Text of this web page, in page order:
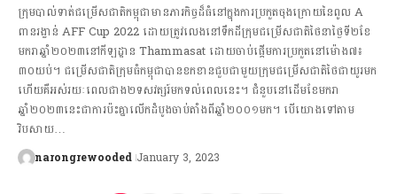
ក្រុមបាល់ទាត់ជម្រើសជាតិកម្ពុជាមានភារកិច្ចដ៏ធំនៅក្នុងការប្រកួតចុងក្រោយនៃពូល A
ពានរង្វាន់ AFF Cup 2022 ដោយត្រូវលេងនៅទឹកដីក្រុមជម្រើសជាតិថៃនាថ្ងៃទី២ខែ
មករាឆ្នាំ២០២៣នៅកីឡដ្ឋាន Thammasat ដោយចាប់ផ្ដេីមការប្រកួតនៅម៉ោង៧៖
៣០យប់។ ជម្រើសជាតិក្រុមធំកម្ពុជាបានខកខានជួបជាមួយក្រុមជម្រើសជាតិថៃជាយូរមក
ហើយគឺអស់រយៈពេលជាង២ទសវត្សរ៍មកទល់ពេលនេះ។ ជំនួបនៅដើមខែមករា
ឆ្នាំ២០២៣នេះជាការប៉ះគ្នាលើកដំបូងចាប់តាំងពីឆ្នាំ២០០១មក។ បើយោងទៅតាម
វិបសាយ…
narongrewooded January 3, 2023